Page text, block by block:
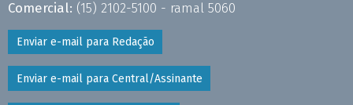
Comercial: (15) 2102-5100 - ramal 5060
Enviar e-mail para Redação
Enviar e-mail para Central/Assinante